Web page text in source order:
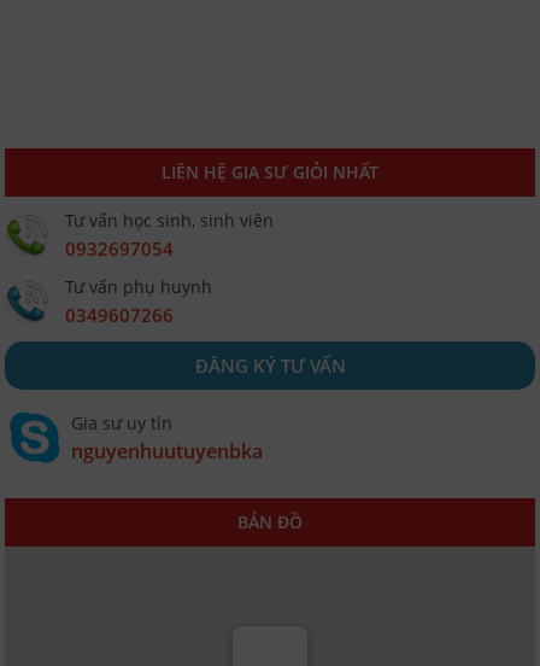
LIÊN HỆ GIA SƯ GIỎI NHẤT
Tư vấn học sinh, sinh viên
0932697054
Tư vấn phụ huynh
0349607266
ĐĂNG KÝ TƯ VẤN
Gia sư uy tín
nguyenhuutuyenbka
BẢN ĐỒ